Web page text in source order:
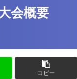
会概要
コピー